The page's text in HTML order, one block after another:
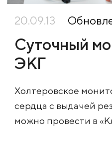
20.09.13
Суточный
ЭКГ
Холтеровское
сердца с выдачей
можно провести в